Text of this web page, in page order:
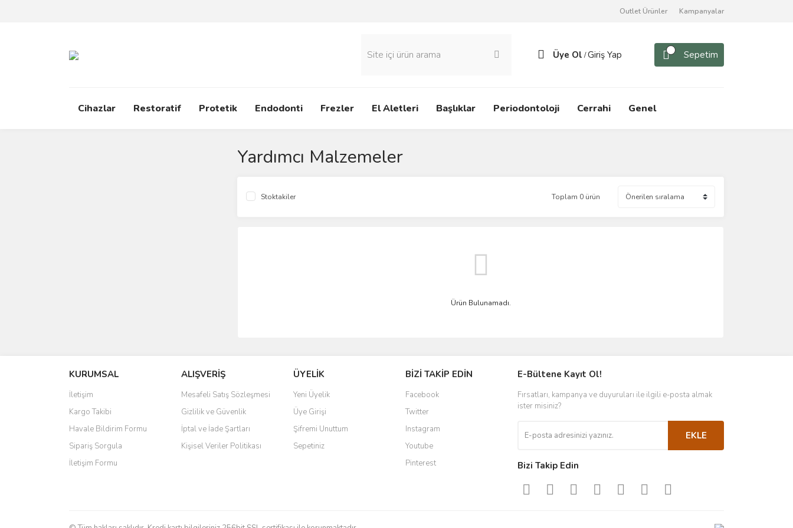
Outlet Ürünler Kampanyalar
Üye Ol /Giriş Yap Sepetim
Cihazlar Restoratif Protetik Endodonti Frezler El Aletleri Başlıklar Periodontoloji Cerrahi Genel
Yardımcı Malzemeler
Stoktakiler Toplam 0 ürün
Ürün Bulunamadı.
KURUMSAL
İletişim
Kargo Takibi
Havale Bildirim Formu
Sipariş Sorgula
İletişim Formu
ALIŞVERİŞ
Mesafeli Satış Sözleşmesi
Gizlilik ve Güvenlik
İptal ve İade Şartları
Kişisel Veriler Politikası
ÜYELİK
Yeni Üyelik
Üye Girişi
Şifremi Unuttum
Sepetiniz
BİZİ TAKİP EDİN
Facebook
Twitter
Instagram
Youtube
Pinterest
E-Bültene Kayıt Ol!
Fırsatları, kampanya ve duyuruları ile ilgili e-posta almak
ister misiniz?
EKLE
Bizi Takip Edin